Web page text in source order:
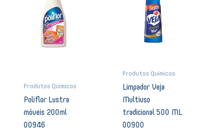
Produtos Químicos
Poliflor Lustra
móveis 200ml
00946
quantidade
Produtos Químicos
Limpador Veja
Multiuso
tradicional 500 ML
00900
ML
00900
quantidade